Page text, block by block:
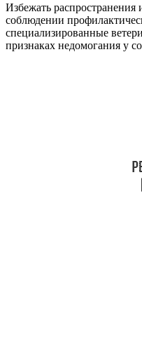
Избежать
соблюдении
специализированные
признаках недомогания у